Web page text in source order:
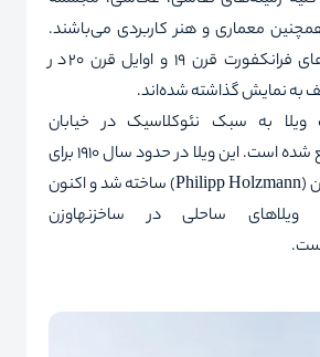
معماری و هنر کاربردی می‌باشند.
گزیده‌ای از نقاشی‌های فرانکفورت قرن 19 و اوایل قرن 20 در
به نمایش گذاشته شده‌اند.
به سبک نئوکلاسیک در خیابان
واقع شده است. این ویلا در حدود سال 1910 برای
(
Philipp Holzmann) ساخته شد و اکنون
ساحلی در ساخزنهاوزن